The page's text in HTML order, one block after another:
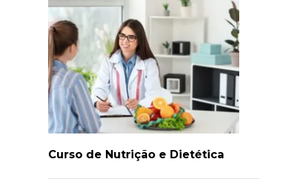
Curso de Nutrição e Dietética